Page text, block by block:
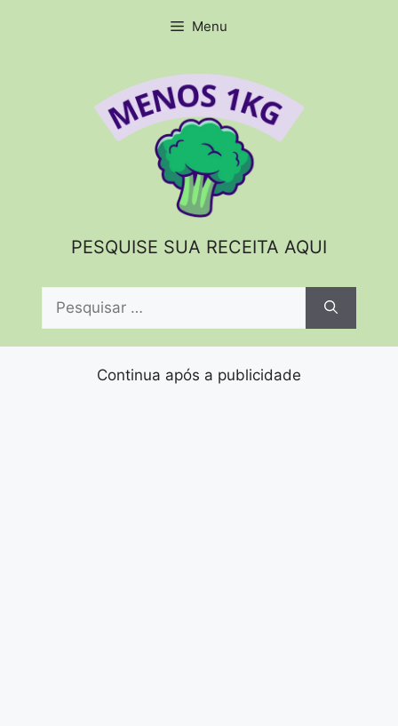
Menu
PESQUISE SUA RECEITA AQUI
Pesquisar
Continua após a publicidade